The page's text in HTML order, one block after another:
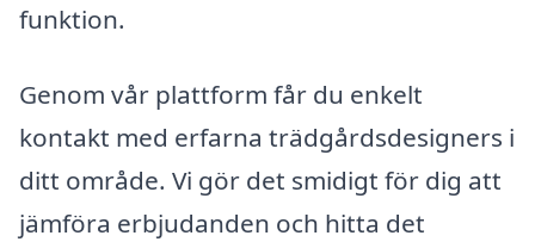
funktion.
Genom vår plattform får du enkelt
kontakt med erfarna trädgårdsdesigners i
ditt område. Vi gör det smidigt för dig att
jämföra erbjudanden och hitta det